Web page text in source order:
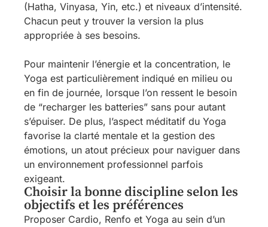
(Hatha, Vinyasa, Yin, etc.) et niveaux d’intensité.
Chacun peut y trouver la version la plus
appropriée à ses besoins.
Pour maintenir l’énergie et la concentration, le
Yoga est particulièrement indiqué en milieu ou
en fin de journée, lorsque l’on ressent le besoin
de “recharger les batteries” sans pour autant
s’épuiser. De plus, l’aspect méditatif du Yoga
favorise la clarté mentale et la gestion des
émotions, un atout précieux pour naviguer dans
un environnement professionnel parfois
exigeant.
Choisir la bonne discipline selon les
objectifs et les préférences
Proposer Cardio, Renfo et Yoga au sein d’un